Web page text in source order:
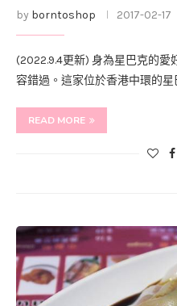
by borntoshop 2017-02-17
(2022.9.4更新) 身為星巴克的
容錯過。這家位於香港中環的
READ MORE